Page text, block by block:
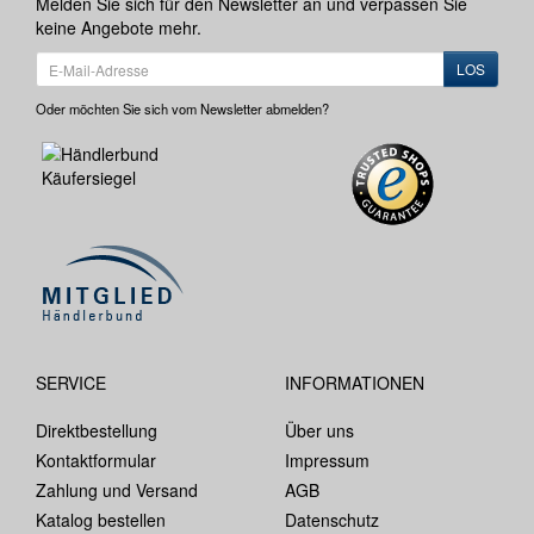
keine Angebote mehr.
LOS
Oder möchten Sie sich vom Newsletter abmelden?
SERVICE
Direktbestellung
Kontaktformular
Zahlung und Versand
Katalog bestellen
INFORMATIONEN
Über uns
Impressum
AGB
Datenschutz